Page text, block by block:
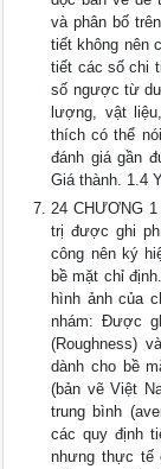
và phân bố
tiết không nên
tiết các số chi
số ngược từ
lượng, vật
thích có thể
đánh giá gần
Giá thành. 1.4
24 CHƯƠNG
trị được ghi
công nên ký
bề mặt chỉ
hình ảnh của
nhám: Được
(Roughness)
dành cho bề
(bản vẽ Việt
trung bình
các quy định
nhưng thực tế